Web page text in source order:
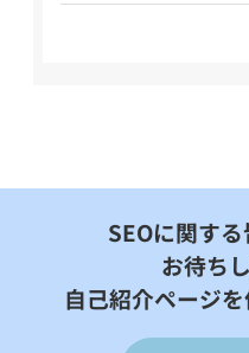
SEOに関す
お待ち
自己紹介ページ